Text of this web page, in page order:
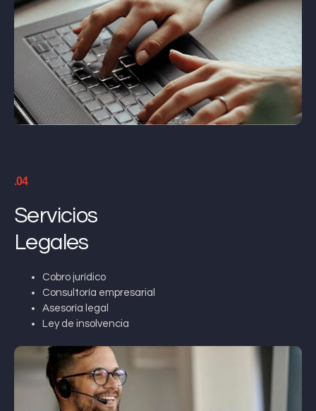
.04
Servicios
Legales
Cobro jurídico
Consultoría empresarial
Asesoría legal
Ley de insolvencia